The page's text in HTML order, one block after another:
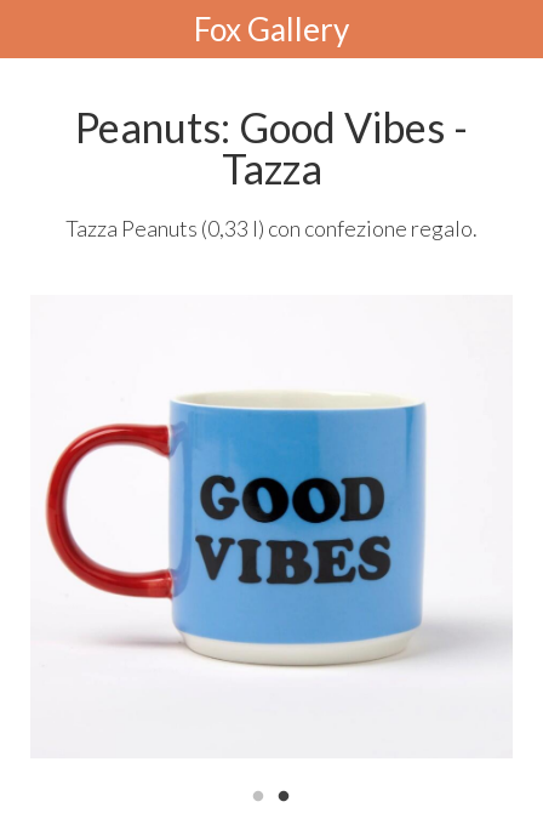
Fox Gallery
Peanuts: Good Vibes -
Tazza
Tazza Peanuts (0,33 l) con confezione regalo.